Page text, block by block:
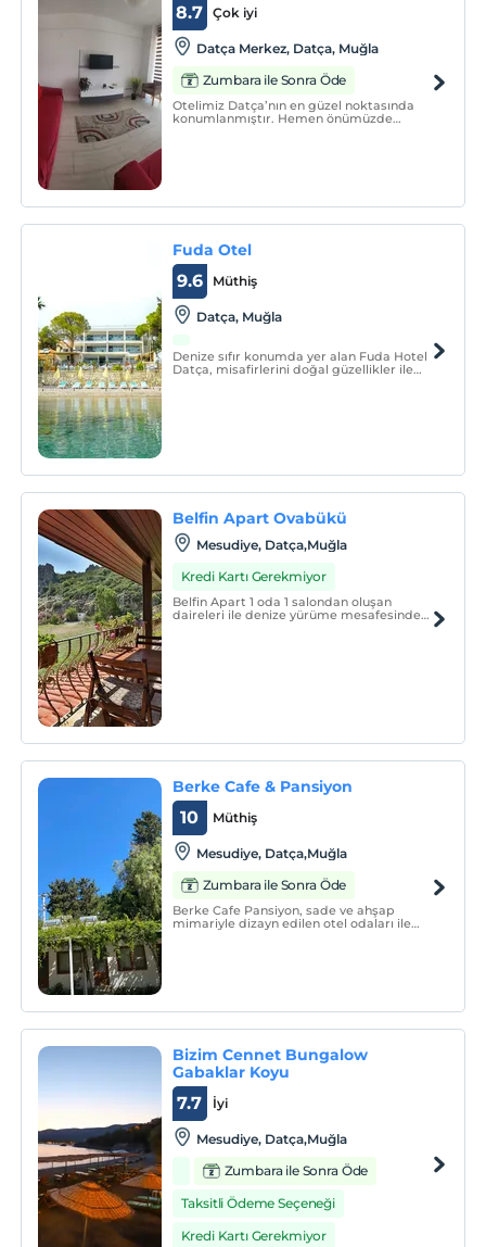
Çok iyi
8.7
Datça Merkez, Datça, Muğla
Zumbara ile Sonra Öde
Otelimiz Datça’nın en güzel noktasında
konumlanmıştır. Hemen önümüzde
Fuda Otel
Müthiş
9.6
Datça, Muğla
Denize sıfır konumda yer alan Fuda Hotel
Datça, misafirlerini doğal güzellikler ile
Belfin Apart Ovabükü
Mesudiye, Datça,Muğla
Kredi Kartı Gerekmiyor
Belfin Apart 1 oda 1 salondan oluşan
daireleri ile denize yürüme mesafesindeki
Berke Cafe & Pansiyon
Müthiş
10
Mesudiye, Datça,Muğla
Zumbara ile Sonra Öde
Berke Cafe Pansiyon, sade ve ahşap
mimariyle dizayn edilen otel odaları ile
Bizim Cennet Bungalow
Gabaklar Koyu
İyi
7.7
Mesudiye, Datça,Muğla
Zumbara ile Sonra Öde
Taksitli Ödeme Seçeneği
Kredi Kartı Gerekmiyor